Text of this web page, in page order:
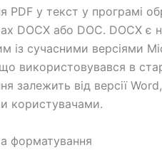
PDF у текст у програмі
DOCX або DOC. DOCX є
із сучасними версіями
використовувався в
залежить від версії
користувачами.
форматування